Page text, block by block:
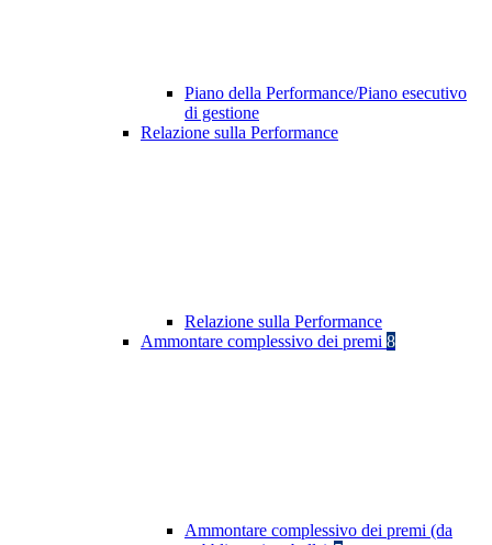
Piano della Performance/Piano esecutivo
di gestione
Relazione sulla Performance
Relazione sulla Performance
Ammontare complessivo dei premi 8
Ammontare complessivo dei premi (da